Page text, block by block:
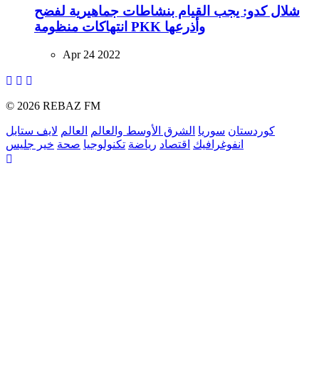
شلال كدو: يجب القيام بنشاطات جماهيرية لفضح
انتهاكات منظومة PKK وأذرعها
Apr 24 2022
© 2026 REBAZ FM
كوردستان سوريا الشرق الأوسط والعالم العالم لايف ستايل
انفوغرافيك اقتصاد رياضة تكنولوجيا صحة خير جليس